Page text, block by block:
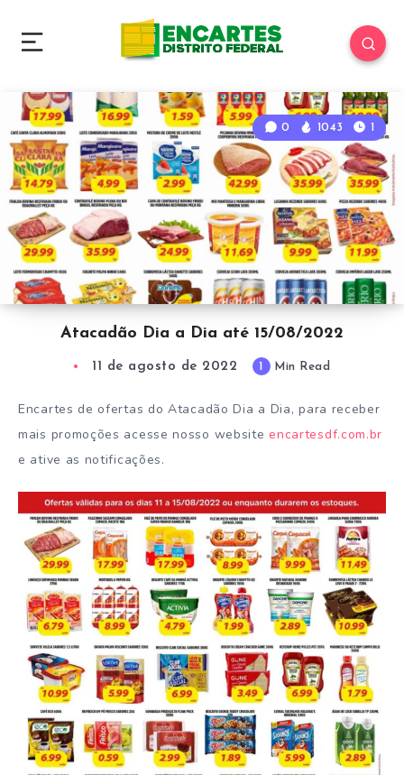
0 1043 1
Atacadão Dia a Dia até 15/08/2022
11 de agosto de 2022 1 Min Read
Encartes de ofertas do Atacadão Dia a Dia, para receber
mais promoções acesse nosso website encartesdf.com.br
e ative as notificações.